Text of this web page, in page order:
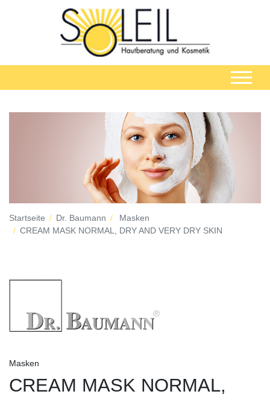
Startseite Dr. Baumann
Masken
CREAM MASK NORMAL, DRY AND VERY DRY SKIN
Masken
CREAM MASK NORMAL,